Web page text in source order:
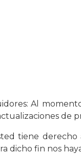
Al
de
tiene derecho
dicho fin nos